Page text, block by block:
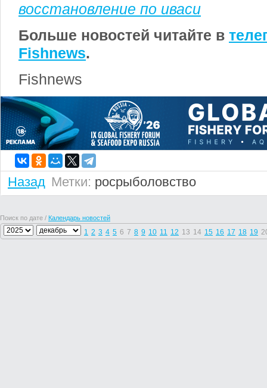
восстановление по иваси
Больше новостей читайте в
Fishnews.
Fishnews
Назад Метки: росрыболовство
Поиск по дате / Календарь новостей
1 2 3 4 5 6 7 8 9 10 11 12 13 14 15 16 17 18 19